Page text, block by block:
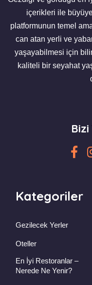
içerikleri ile
platformunun temel
can atan yerli ve
yaşayabilmesi için
kaliteli bir seyahat
Kategoriler
Gezilecek Yerler
Oteller
En İyi Restoranlar –
Nerede Ne Yenir?